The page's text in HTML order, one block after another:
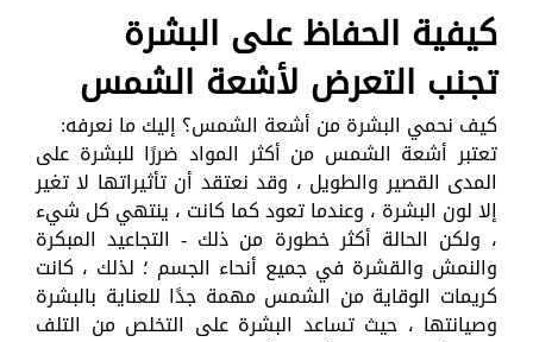
كيفية الحفاظ على البشرة
تجنب التعرض لأشعة الشمس
كيف نحمي البشرة من أشعة الشمس؟ إليك ما نعرفه:
تعتبر أشعة الشمس من أكثر المواد ضررًا للبشرة على
المدى القصير والطويل ، وقد نعتقد أن تأثيراتها لا تغير
إلا لون البشرة ، وعندما تعود كما كانت ، ينتهي كل شيء
، ولكن الحالة أكثر خطورة من ذلك - التجاعيد المبكرة
والنمش والقشرة في جميع أنحاء الجسم ؛ لذلك ، كانت
كريمات الوقاية من الشمس مهمة جدًا للعناية بالبشرة
وصيانتها ، حيث تساعد البشرة على التخلص من التلف